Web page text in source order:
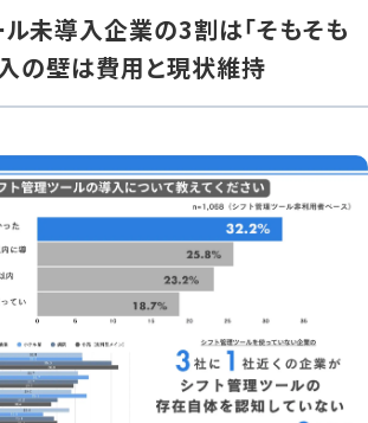
未導入企業の3割は「そもそも
の壁は費用と現状維持